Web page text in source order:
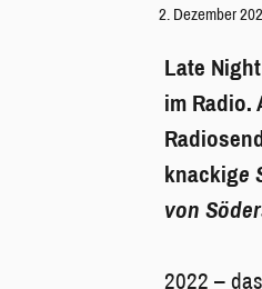
2. Dezember
Late
im Radio.
knackige
von
2022 –